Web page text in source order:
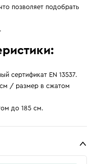
позволяет подобрать
сертификат EN 13537.
/ размер в сжатом
до 185 см.